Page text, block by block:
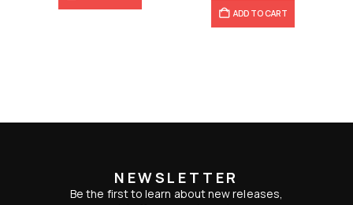
ADD TO CART
NEWSLETTER
Be the first to learn about new releases,